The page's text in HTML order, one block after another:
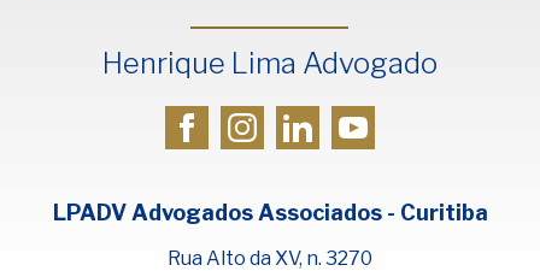
Henrique Lima Advogado
LPADV Advogados Associados - Curitiba
Rua Alto da XV, n. 3270